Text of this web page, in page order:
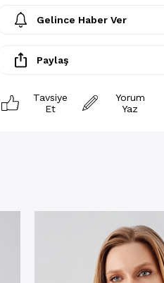
Gelince Haber Ver
Paylaş
Tavsiye
Et
Yorum
Yaz